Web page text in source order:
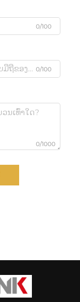
0/100
0/100
0/1000